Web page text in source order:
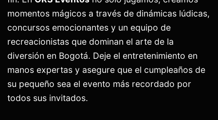
momentos mágicos a través de dinámicas lúdicas,
concursos emocionantes y un equipo de
recreacionistas que dominan el arte de la
diversión en Bogotá. Deje el entretenimiento en
manos expertas y asegure que el cumpleaños de
su pequeño sea el evento más recordado por
todos sus invitados.